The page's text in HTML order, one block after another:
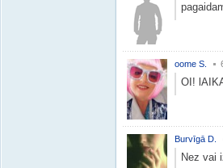
oome S.
OI!
Burvīgā D.
Nez vai